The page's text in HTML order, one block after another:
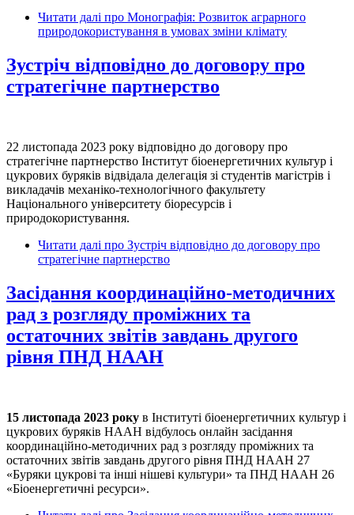
Читати далі про Монографія: Розвиток аграрного
природокористування в умовах зміни клімату
Зустріч відповідно до договору про
стратегічне партнерство
22 листопада 2023 року відповідно до договору про
стратегічне партнерство Інститут біоенергетичних культур і
цукрових буряків відвідала делегація зі студентів магістрів і
викладачів механіко-технологічного факультету
Національного університету біоресурсів і
природокористування.
Читати далі про Зустріч відповідно до договору про
стратегічне партнерство
Засідання координаційно-методичних
рад з розгляду проміжних та
остаточних звітів завдань другого
рівня ПНД НААН
15 листопада 2023 року в Інституті біоенергетичних культур і
цукрових буряків НААН відбулось онлайн засідання
координаційно-методичних рад з розгляду проміжних та
остаточних звітів завдань другого рівня ПНД НААН 27
«Буряки цукрові та інші нішеві культури» та ПНД НААН 26
«Біоенергетичні ресурси».